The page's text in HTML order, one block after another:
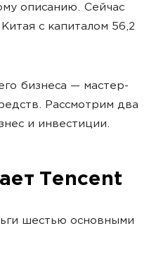
описанию. Сейчас
с капиталом 56,2
бизнеса — мастер-
Рассмотрим два
и инвестиции.
Tencent
шестью основными